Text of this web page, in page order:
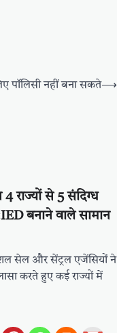
पॉलिसी नहीं बना सकते⟶
राज्यों से 5 संदिग्ध
बनाने वाले सामान
सेल और सेंट्रल एजेंसियों ने
करते हुए कई राज्यों में